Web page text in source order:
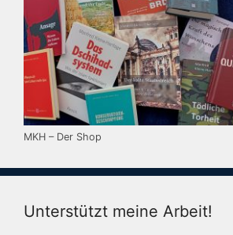
MKH – Der Shop
Unterstützt meine Arbeit!